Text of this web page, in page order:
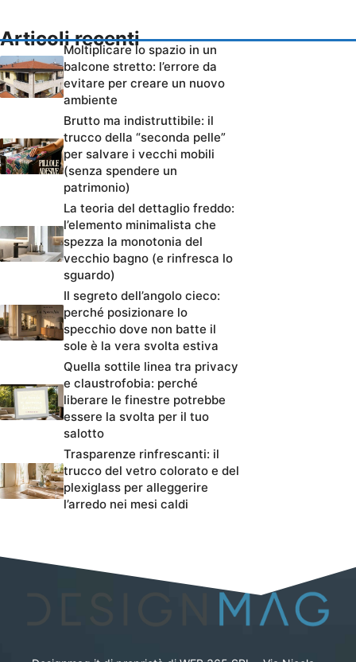
Articoli recenti
Moltiplicare lo spazio in un
balcone stretto: l’errore da
evitare per creare un nuovo
ambiente
Brutto ma indistruttibile: il
trucco della “seconda pelle”
per salvare i vecchi mobili
(senza spendere un
patrimonio)
La teoria del dettaglio freddo:
l’elemento minimalista che
spezza la monotonia del
vecchio bagno (e rinfresca lo
sguardo)
Il segreto dell’angolo cieco:
perché posizionare lo
specchio dove non batte il
sole è la vera svolta estiva
Quella sottile linea tra privacy
e claustrofobia: perché
liberare le finestre potrebbe
essere la svolta per il tuo
salotto
Trasparenze rinfrescanti: il
trucco del vetro colorato e del
plexiglass per alleggerire
l’arredo nei mesi caldi